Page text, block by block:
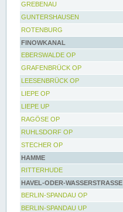
GREBENAU
GUNTERSHAUSEN
ROTENBURG
FINOWKANAL
EBERSWALDE OP
GRAFENBRÜCK OP
LEESENBRÜCK OP
LIEPE OP
LIEPE UP
RAGÖSE OP
RUHLSDORF OP
STECHER OP
HAMME
RITTERHUDE
HAVEL-ODER-WASSERSTRASSE
BERLIN-SPANDAU OP
BERLIN-SPANDAU UP